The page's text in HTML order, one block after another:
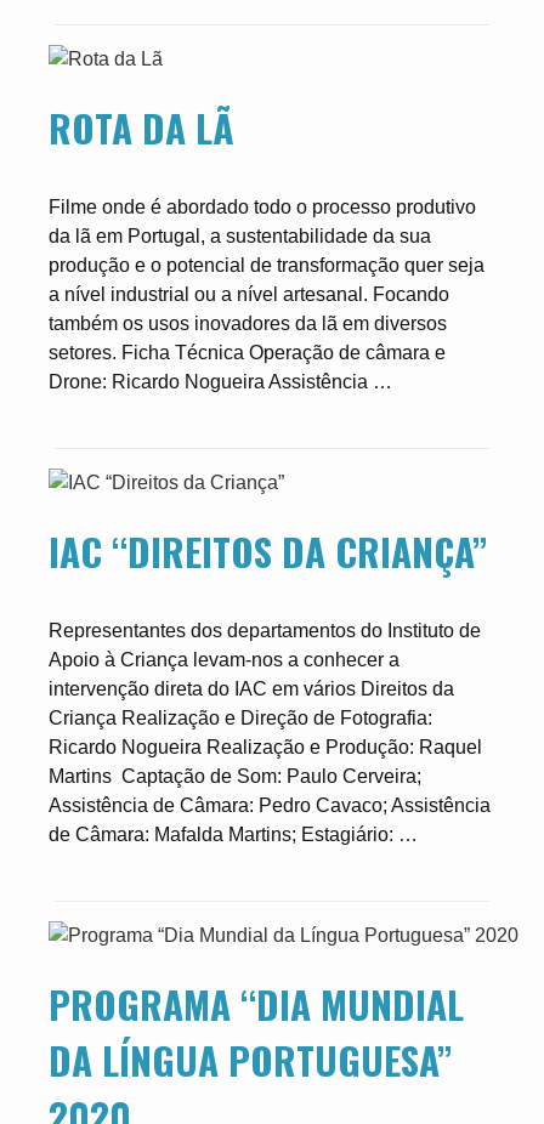
ROTA DA LÃ
Filme onde é abordado todo o processo produtivo
da lã em Portugal, a sustentabilidade da sua
produção e o potencial de transformação quer seja
a nível industrial ou a nível artesanal. Focando
também os usos inovadores da lã em diversos
setores. Ficha Técnica Operação de câmara e
Drone: Ricardo Nogueira Assistência …
IAC “DIREITOS DA CRIANÇA”
Representantes dos departamentos do Instituto de
Apoio à Criança levam-nos a conhecer a
intervenção direta do IAC em vários Direitos da
Criança Realização e Direção de Fotografia:
Ricardo Nogueira Realização e Produção: Raquel
Martins Captação de Som: Paulo Cerveira;
Assistência de Câmara: Pedro Cavaco; Assistência
de Câmara: Mafalda Martins; Estagiário: …
PROGRAMA “DIA MUNDIAL
DA LÍNGUA PORTUGUESA”